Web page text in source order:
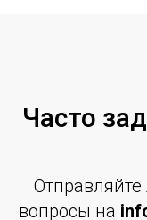
Часто
вопросы на